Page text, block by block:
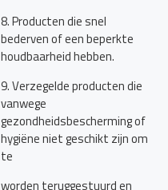
8. Producten die snel
bederven of een beperkte
houdbaarheid hebben.
9. Verzegelde producten die
vanwege
gezondheidsbescherming of
hygiëne niet geschikt zijn om
te
worden teruggestuurd en